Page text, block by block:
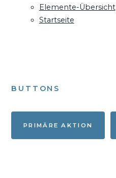
Elemente-Übersicht
Startseite
BUTTONS
PRIMÄRE AKTION